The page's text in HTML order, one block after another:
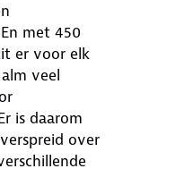
met 450
er voor elk
veel
is daarom
over